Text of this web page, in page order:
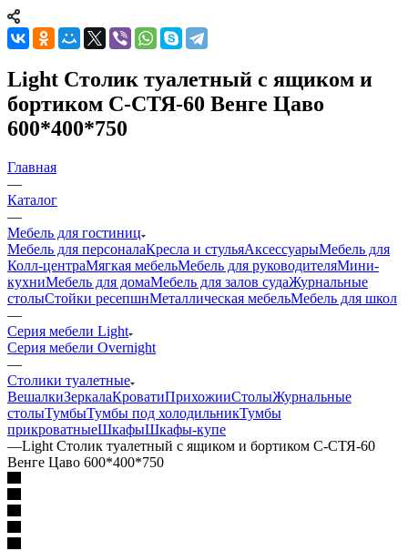
Light Столик туалетный с ящиком и
бортиком С-СТЯ-60 Венге Цаво
600*400*750
Главная
—
Каталог
—
Мебель для гостиниц
Мебель для персоналаКресла и стульяАксессуарыМебель для
Колл-центраМягкая мебельМебель для руководителяМини-
кухниМебель для домаМебель для залов судаЖурнальные
столыСтойки ресепшнМеталлическая мебельМебель для школ
—
Серия мебели Light
Серия мебели Overnight
—
Столики туалетные
ВешалкиЗеркалаКроватиПрихожииСтолыЖурнальные
столыТумбыТумбы под холодильникТумбы
прикроватныеШкафыШкафы-купе
—Light Столик туалетный с ящиком и бортиком С-СТЯ-60
Венге Цаво 600*400*750